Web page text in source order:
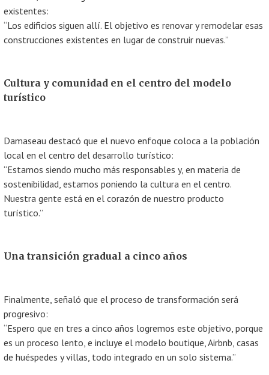
existentes:
“Los edificios siguen allí. El objetivo es renovar y remodelar esas
construcciones existentes en lugar de construir nuevas.”
Cultura y comunidad en el centro del modelo
turístico
Damaseau destacó que el nuevo enfoque coloca a la población
local en el centro del desarrollo turístico:
“Estamos siendo mucho más responsables y, en materia de
sostenibilidad, estamos poniendo la cultura en el centro.
Nuestra gente está en el corazón de nuestro producto
turístico.”
Una transición gradual a cinco años
Finalmente, señaló que el proceso de transformación será
progresivo:
“Espero que en tres a cinco años logremos este objetivo, porque
es un proceso lento, e incluye el modelo boutique, Airbnb, casas
de huéspedes y villas, todo integrado en un solo sistema.”